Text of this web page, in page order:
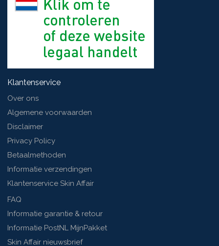
Klantenservice
Over ons
Algemene voorwaarden
Disclaimer
Privacy Policy
Betaalmethoden
Informatie verzendingen
Klantenservice Skin Affair
FAQ
Informatie garantie & retour
Informatie PostNL MijnPakket
Skin Affair nieuwsbrief